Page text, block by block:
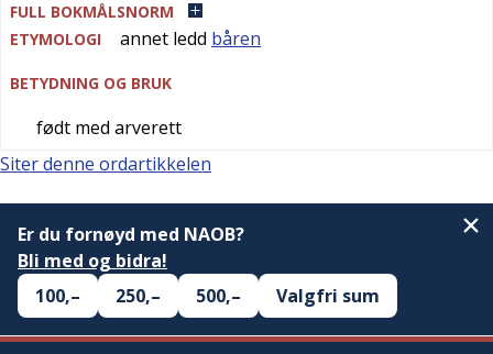
FULL BOKMÅLSNORM
ETYMOLOGI
annet ledd båren
BETYDNING OG BRUK
født med arverett
Siter denne ordartikkelen
Er du fornøyd med NAOB?
Bli med og bidra!
100,–
250,– 500,– Valgfri sum